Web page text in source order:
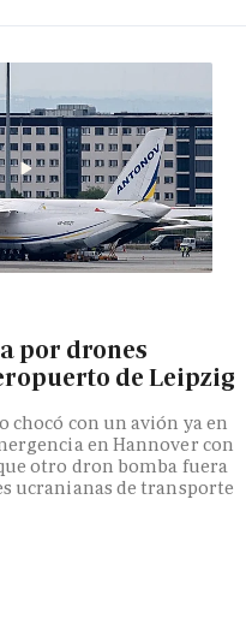
por drones
de Leipzig
con un avión ya en
en Hannover con
otro dron bomba fuera
ucranianas de transporte